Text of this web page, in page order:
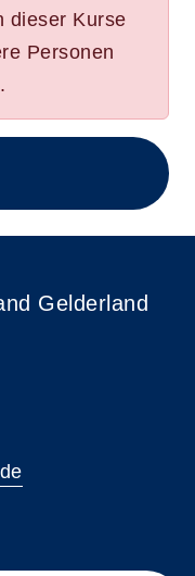
dieser Kurse
Personen
Gelderland